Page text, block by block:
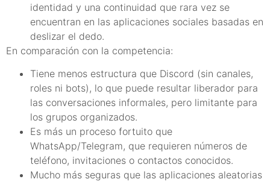
identidad y una continuidad que rara vez se
encuentran en las aplicaciones sociales basadas en
deslizar el dedo.
En comparación con la competencia:
Tiene menos estructura que Discord (sin canales,
roles ni bots), lo que puede resultar liberador para
las conversaciones informales, pero limitante para
los grupos organizados.
Es más un proceso fortuito que
WhatsApp/Telegram, que requieren números de
teléfono, invitaciones o contactos conocidos.
Mucho más seguras que las aplicaciones aleatorias